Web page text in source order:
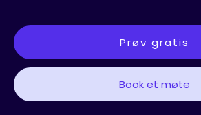
Book et møte
Prøv gratis